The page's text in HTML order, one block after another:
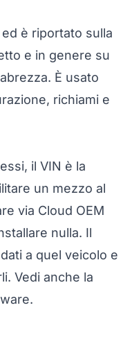
è riportato sulla
e in genere su
È usato
richiami e
, il VIN è la
un mezzo al
via Cloud OEM
nulla. Il
a quel veicolo e
Vedi anche la
.